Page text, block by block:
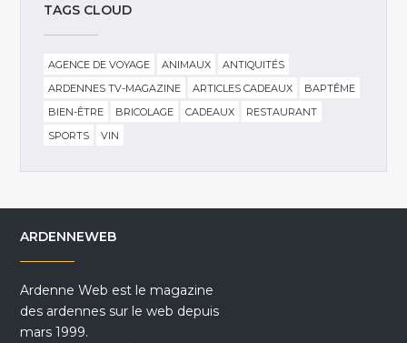
TAGS CLOUD
AGENCE DE VOYAGE ANIMAUX
ANTIQUITÉS
ARDENNES TV-MAGAZINE
ARTICLES CADEAUX
BAPTÊME
BIEN-ÊTRE
BRICOLAGE CADEAUX
RESTAURANT
SPORTS
VIN
ARDENNEWEB
Ardenne Web est le magazine
des ardennes sur le web depuis
mars 1999.